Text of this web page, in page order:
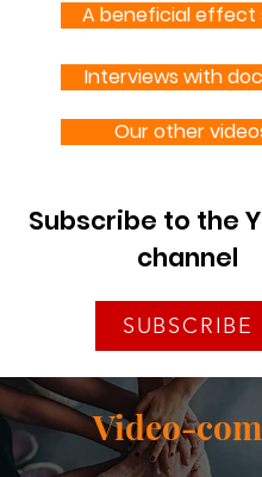
A beneficial effect
Interviews with
Our other
Subscribe to the
channel
SUBSCRIBE
Video-